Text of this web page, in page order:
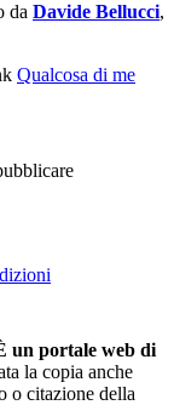
da Davide Bellucci,
Qualcosa di me
un portale web di
la copia anche
o citazione della